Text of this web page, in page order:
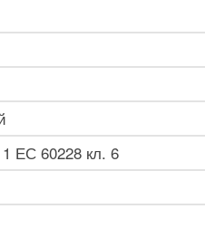
ЕС 60228 кл. 6